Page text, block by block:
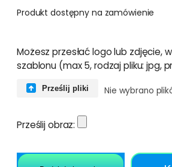
Produkt dostępny na zamówienie
Możesz przesłać logo lub zdjęcie,
szablonu (max 5, rodzaj pliku: jpg,
Prześlij pliki Nie wybrano
Prześlij obraz: